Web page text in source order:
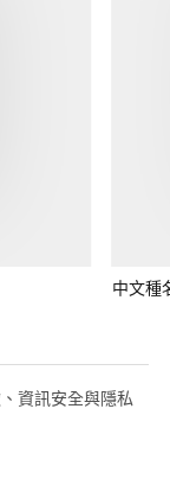
中文種
資訊安全與隱私